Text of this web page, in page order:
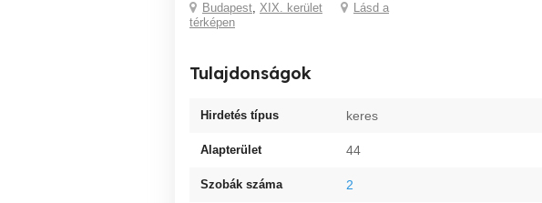
Budapest, XIX. kerület
Lásd a
térképen
Tulajdonságok
Hirdetés típus keres
Alapterület 44
Szobák száma 2